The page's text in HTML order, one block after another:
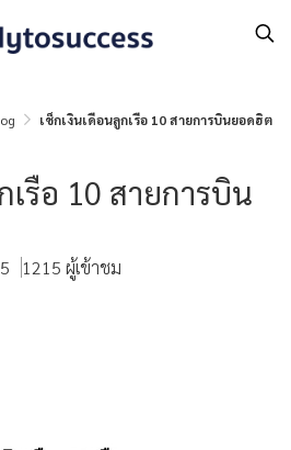
เช็กเงินเดือนลูกเรือ 10 สายการบินยอดฮิต
เรือ 10 สายการบิน
1215 ผู้เข้าชม